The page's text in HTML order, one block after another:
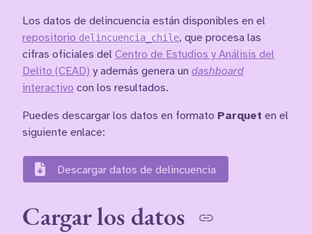
Los datos de delincuencia están disponibles en el
repositorio delincuencia_chile, que procesa las
cifras oficiales del Centro de Estudios y Análisis del
Delito (CEAD) y además genera un dashboard
interactivo con los resultados.
Puedes descargar los datos en formato Parquet en el
siguiente enlace:
Descargar datos de delincuencia
Cargar los datos